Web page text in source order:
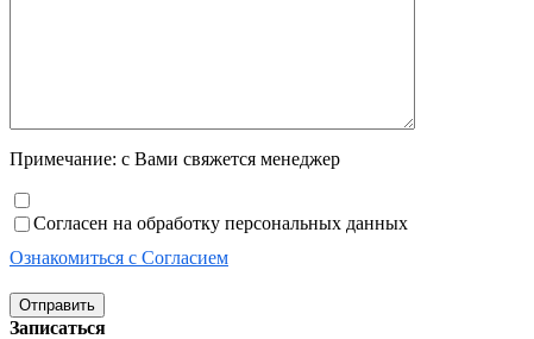
Примечание: с Вами свяжется менеджер
Согласен на обработку персональных данных
Ознакомиться с Согласием
Отправить
Записаться